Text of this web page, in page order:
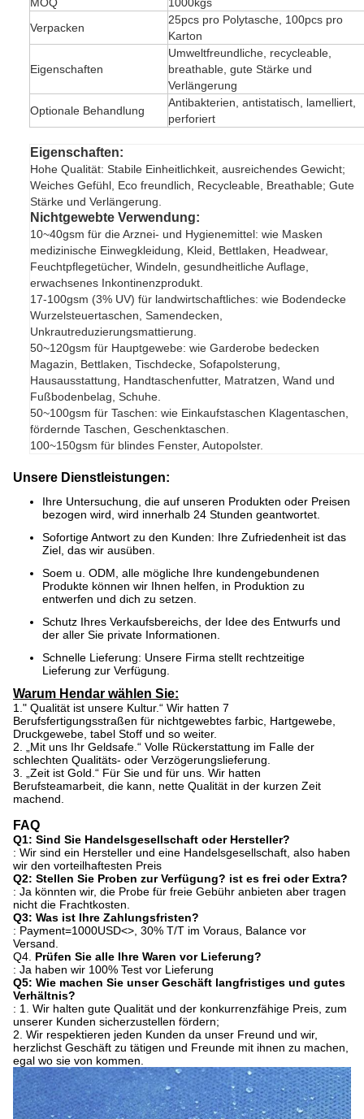
Verpacken
25pcs pro Polytasche, 100pcs pro
Karton
Eigenschaften
Umweltfreundliche, recycleable,
breathable, gute Stärke und
Verlängerung
Optionale Behandlung
Antibakterien, antistatisch, lamelliert,
perforiert
Eigenschaften:
Hohe Qualität: Stabile Einheitlichkeit, ausreichendes Gewicht;
Weiches Gefühl, Eco freundlich, Recycleable, Breathable; Gute
Stärke und Verlängerung.
Nichtgewebte Verwendung:
10~40gsm für die Arznei- und Hygienemittel: wie Masken
medizinische Einwegkleidung, Kleid, Bettlaken, Headwear,
Feuchtpflegetücher, Windeln, gesundheitliche Auflage,
erwachsenes Inkontinenzprodukt.
17-100gsm (3% UV) für landwirtschaftliches: wie Bodendecke
Wurzelsteuertaschen, Samendecken,
Unkrautreduzierungsmattierung.
50~120gsm für Hauptgewebe: wie Garderobe bedecken
Magazin, Bettlaken, Tischdecke, Sofapolsterung,
Hausausstattung, Handtaschenfutter, Matratzen, Wand und
Fußbodenbelag, Schuhe.
50~100gsm für Taschen: wie Einkaufstaschen Klagentaschen,
fördernde Taschen, Geschenktaschen.
100~150gsm für blindes Fenster, Autopolster.
Unsere Dienstleistungen:
Ihre Untersuchung, die auf unseren Produkten oder Preisen
bezogen wird, wird innerhalb 24 Stunden geantwortet.
Sofortige Antwort zu den Kunden: Ihre Zufriedenheit ist das
Ziel, das wir ausüben.
Soem u. ODM, alle mögliche Ihre kundengebundenen
Produkte können wir Ihnen helfen, in Produktion zu
entwerfen und dich zu setzen.
Schutz Ihres Verkaufsbereichs, der Idee des Entwurfs und
der aller Sie private Informationen.
Schnelle Lieferung: Unsere Firma stellt rechtzeitige
Lieferung zur Verfügung.
Warum Hendar wählen Sie:
1." Qualität ist unsere Kultur.“ Wir hatten 7
Berufsfertigungsstraßen für nichtgewebtes farbic, Hartgewebe,
Druckgewebe, tabel Stoff und so weiter.
2. „Mit uns Ihr Geldsafe.“ Volle Rückerstattung im Falle der
schlechten Qualitäts- oder Verzögerungslieferung.
3. „Zeit ist Gold.“ Für Sie und für uns. Wir hatten
Berufsteamarbeit, die kann, nette Qualität in der kurzen Zeit
machend.
FAQ
Q1: Sind Sie Handelsgesellschaft oder Hersteller?
: Wir sind ein Hersteller und eine Handelsgesellschaft, also haben
wir den vorteilhaftesten Preis
Q2: Stellen Sie Proben zur Verfügung? ist es frei oder Extra?
: Ja könnten wir, die Probe für freie Gebühr anbieten aber tragen
nicht die Frachtkosten.
Q3: Was ist Ihre Zahlungsfristen?
: Payment=1000USD<> , 30% T/T im Voraus, Balance vor
Versand.
Q4. Prüfen Sie alle Ihre Waren vor Lieferung?
: Ja haben wir 100% Test vor Lieferung
Q5: Wie machen Sie unser Geschäft langfristiges und gutes
Verhältnis?
: 1. Wir halten gute Qualität und der konkurrenzfähige Preis, zum
unserer Kunden sicherzustellen fördern;
2. Wir respektieren jeden Kunden da unser Freund und wir,
herzlichst Geschäft zu tätigen und Freunde mit ihnen zu machen,
egal wo sie von kommen.